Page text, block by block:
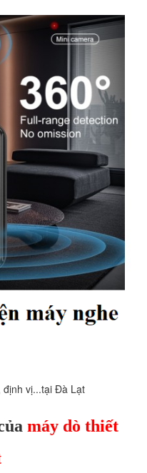
vị...tại Đà Lạt
máy dò thiết